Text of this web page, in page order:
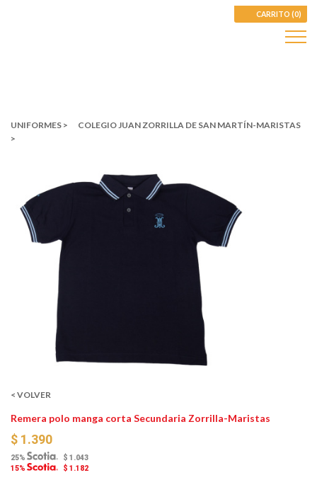
CARRITO (0)
UNIFORMES >
COLEGIO JUAN ZORRILLA DE SAN MARTÍN-MARISTAS
>
< VOLVER
Remera polo manga corta Secundaria Zorrilla-Maristas
$ 1.390
25%
$ 1.043
15%
$ 1.182